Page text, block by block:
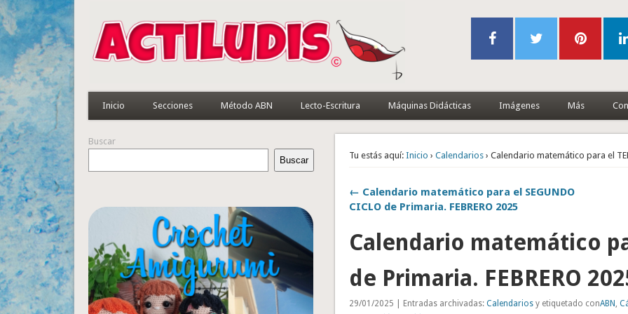
Inicio Secciones Método ABN Lecto-Escritura Máquinas Didácticas Imágenes Más
Tu estás aquí: Inicio ›Calendarios › Calendario matemático para el
← Calendario matemático para el SEGUNDO
CICLO de Primaria. FEBRERO 2025
Calendario matemático
de Primaria. FEBRERO
29/01/2025 | Entradas archivadas:Calendarios y etiquetado conABN,
Buscar
Buscar